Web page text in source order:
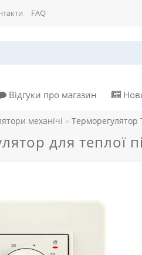
FAQ
Відгуки про магазин
механічі
для теплої